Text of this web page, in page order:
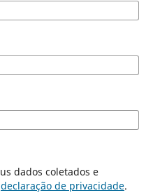
declaração de privacidade.